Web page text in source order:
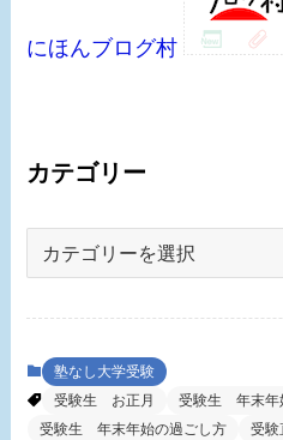
にほんブログ村
カテゴリー
ー 塾なし大学受験
受験生 お正月
受験生 年末年
受験生 年末年始の過ごし方
受験